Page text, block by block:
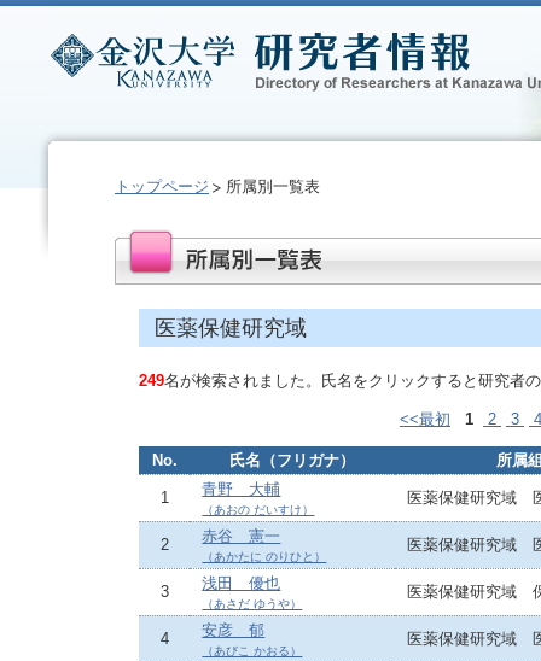
トップページ 所属別一覧表
医薬保健研究域
249名が検索されました。氏名をクリックすると研究者
<<最初 1 2 3
No. 氏名（フリガナ） 所属
1 青野 大輔
（あおの だいすけ）
医薬保健研究域
2 赤谷 憲一
（あかたに のりひと）
医薬保健研究域
3 浅田 優也
（あさだ ゆうや）
医薬保健研究域
4 安彦 郁
（あびこ かおる）
医薬保健研究域